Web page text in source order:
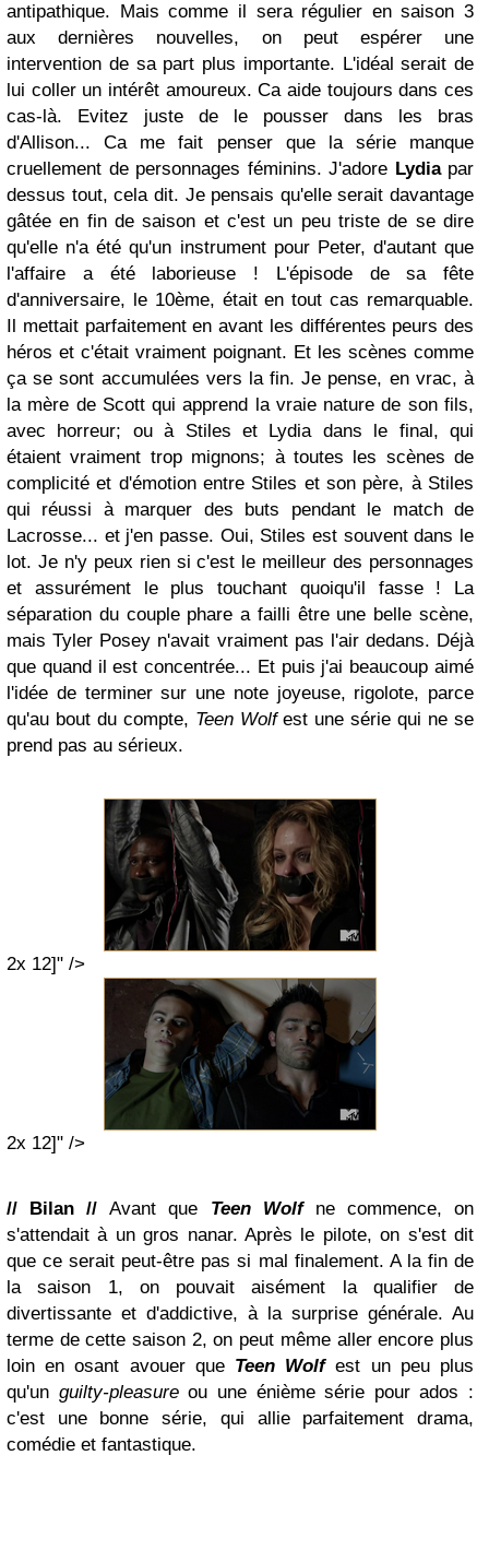
antipathique. Mais comme il sera régulier en saison 3
aux dernières nouvelles, on peut espérer une
intervention de sa part plus importante. L'idéal serait de
lui coller un intérêt amoureux. Ca aide toujours dans ces
cas-là. Evitez juste de le pousser dans les bras
d'Allison... Ca me fait penser que la série manque
cruellement de personnages féminins. J'adore Lydiapar
dessus tout, cela dit. Je pensais qu'elle serait davantage
gâtée en fin de saison et c'est un peu triste de se dire
qu'elle n'a été qu'un instrument pour Peter, d'autant que
l'affaire a été laborieuse ! L'épisode de sa fête
d'anniversaire, le 10ème, était en tout cas remarquable.
Il mettait parfaitement en avant les différentes peurs des
héros et c'était vraiment poignant. Et les scènes comme
ça se sont accumulées vers la fin. Je pense, en vrac, à
la mère de Scott qui apprend la vraie nature de son fils,
avec horreur; ou à Stiles et Lydia dans le final, qui
étaient vraiment trop mignons; à toutes les scènes de
complicité et d'émotion entre Stiles et son père, à Stiles
qui réussi à marquer des buts pendant le match de
Lacrosse... et j'en passe. Oui, Stiles est souvent dans le
lot. Je n'y peux rien si c'est le meilleur des personnages
et assurément le plus touchant quoiqu'il fasse ! La
séparation du couple phare a failli être une belle scène,
mais Tyler Posey n'avait vraiment pas l'air dedans. Déjà
que quand il est concentrée... Et puis j'ai beaucoup aimé
l'idée de terminer sur une note joyeuse, rigolote, parce
qu'au bout du compte, Teen Wolfest une série qui ne se
prend pas au sérieux.
2x 12]" />
2x 12]" />
// Bilan // Avant que Teen Wolfne commence, on
s'attendait à un gros nanar. Après le pilote, on s'est dit
que ce serait peut-être pas si mal finalement. A la fin de
la saison 1, on pouvait aisément la qualifier de
divertissante et d'addictive, à la surprise générale. Au
terme de cette saison 2, on peut même aller encore plus
loin en osant avouer que Teen Wolf est un peu plus
qu'un guilty-pleasureou une énième série pour ados :
c'est une bonne série, qui allie parfaitement drama,
comédie et fantastique.